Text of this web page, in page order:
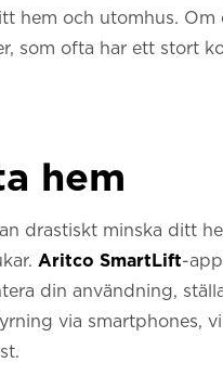
hem och utomhus.
som ofta har ett stort
hem
drastiskt minska ditt
Aritco SmartLift-
din användning,
via smartphones,